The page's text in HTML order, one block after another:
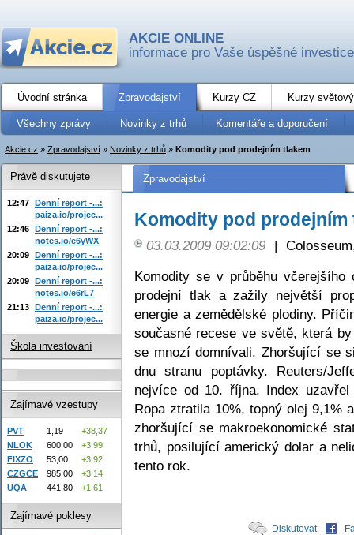
AKCIE ONLINE
informace pro Vaše úspěšné investice
Úvodní stránka Zpravodajství Kurzy CZ Kurzy
Všechny zprávy Novinky z trhů Komentáře a doporučení
Akcie.cz » Zpravodajství » Novinky z trhů » Komodity pod prodejním tlakem
Zpravodajství
Komodity pod prodejním
03.03.2009 09:02:09 |
Komodity se v průběhu včerejšího
prodejní tlak a zažily největší
energie a zemědělské plodiny.
současné recese ve světě, která
se mnozí domnívali. Zhoršující se
dnu stranu poptávky. Reuters/
nejvíce od 10. října. Index
Ropa ztratila 10%, topný olej 9,1%
zhoršující se makroekonomické
trhů, posilující americký dolar a
tento rok.
Diskutovat
Právě diskutujete
12:47 Denní report -...:
paiza.io/projec...
12:46 Denní report -...:
notes.io/e6yWX
20:09 Denní report -...:
paiza.io/projec...
20:09 Denní report -...:
notes.io/e6rL7
21:13 Denní report -...:
paiza.io/projec...
Škola investování
Zajímavé vzestupy
PVT 1,19
+38,37
NLOK
600,00
+3,99
FIXZO
53,00
+3,92
CZGCE
985,00
+3,14
UQA
441,80 +1,61
Zajímavé poklesy